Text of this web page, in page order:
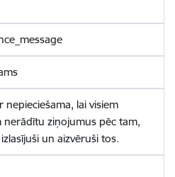
nepieciešama, lai visiem
nerādītu ziņojumus pēc tam,
un aizvēruši tos.